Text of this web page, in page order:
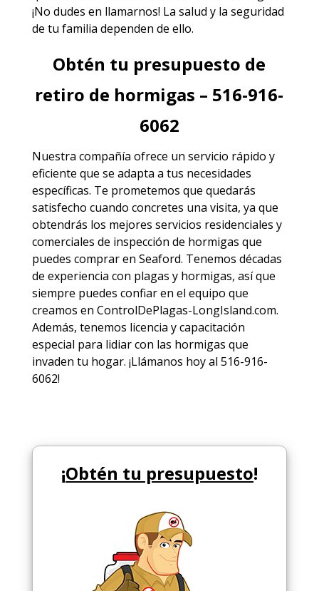
¡No dudes en llamarnos! La salud y la seguridad
de tu familia dependen de ello.
Obtén tu presupuesto de
retiro de hormigas – 516-916-
6062
Nuestra compañía ofrece un servicio rápido y
eficiente que se adapta a tus necesidades
específicas. Te prometemos que quedarás
satisfecho cuando concretes una visita, ya que
obtendrás los mejores servicios residenciales y
comerciales de inspección de hormigas que
puedes comprar en Seaford. Tenemos décadas
de experiencia con plagas y hormigas, así que
siempre puedes confiar en el equipo que
creamos en ControlDePlagas-LongIsland.com.
Además, tenemos licencia y capacitación
especial para lidiar con las hormigas que
invaden tu hogar. ¡Llámanos hoy al 516-916-
6062!
¡Obtén tu presupuesto!